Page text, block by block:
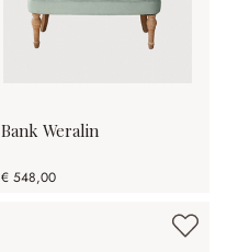
Bank Weralin
€ 548,00